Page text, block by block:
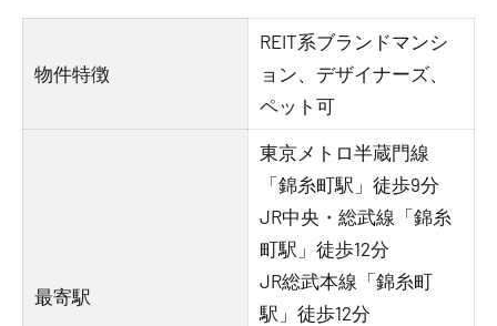
物件特徴
REIT系ブランドマンシ
ョン、デザイナーズ、
ペット可
最寄駅
東京メトロ半蔵門線
「錦糸町駅」徒歩9分
JR中央・総武線「錦糸
町駅」徒歩12分
JR総武本線「錦糸町
駅」徒歩12分